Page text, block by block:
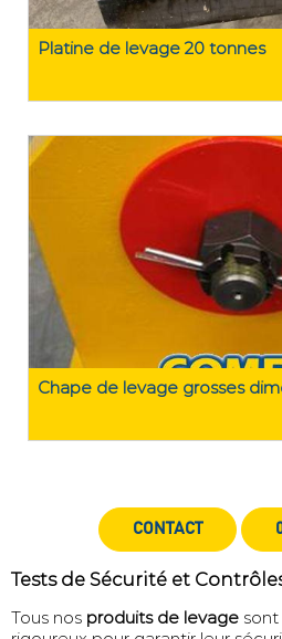
Platine de levage 20 tonnes
Chape de levage grosses
CONTACT
Tests de Sécurité et
Tous nos produits de levage